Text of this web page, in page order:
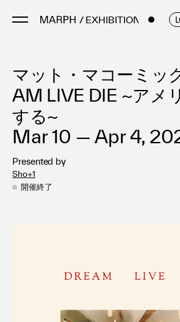
/ EXHIBITIONS
Artists
Artworks
Galleries & Museums
Exhibitions
Art Fairs & Events
Press Releases
About
運営会社
マット・マコーミッ
AM LIVE DIE ~アメ
する~
Mar 10 — Apr 4,
Presented by
Sho+1
開催終了